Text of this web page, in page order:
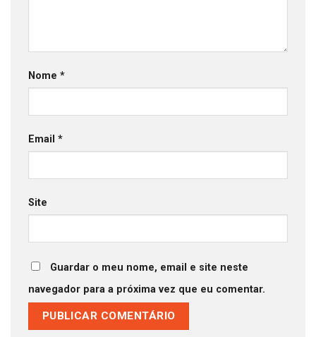
Nome *
Email *
Site
Guardar o meu nome, email e site neste
navegador para a próxima vez que eu comentar.